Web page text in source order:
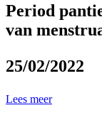
Period
van
25/02/2022
Lees meer